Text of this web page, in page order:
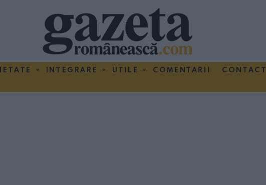
INTEGRARE UTILE COMENTARII CONTACT